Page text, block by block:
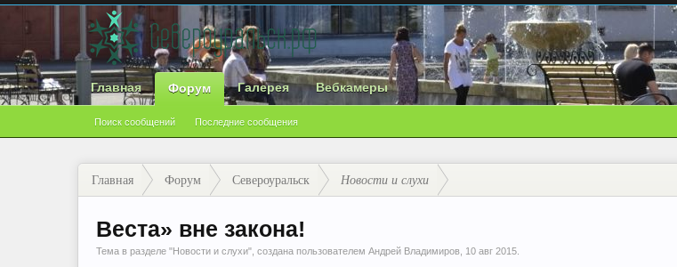
Главная Форум
Поиск сообщений Последние сообщения
Галерея Вебкамеры
Главная Форум Североуральск Новости и слухи
Веста» вне закона!
Тема в разделе "Новости и слухи", создана пользователем Андрей Владимиров 10 авг 2015